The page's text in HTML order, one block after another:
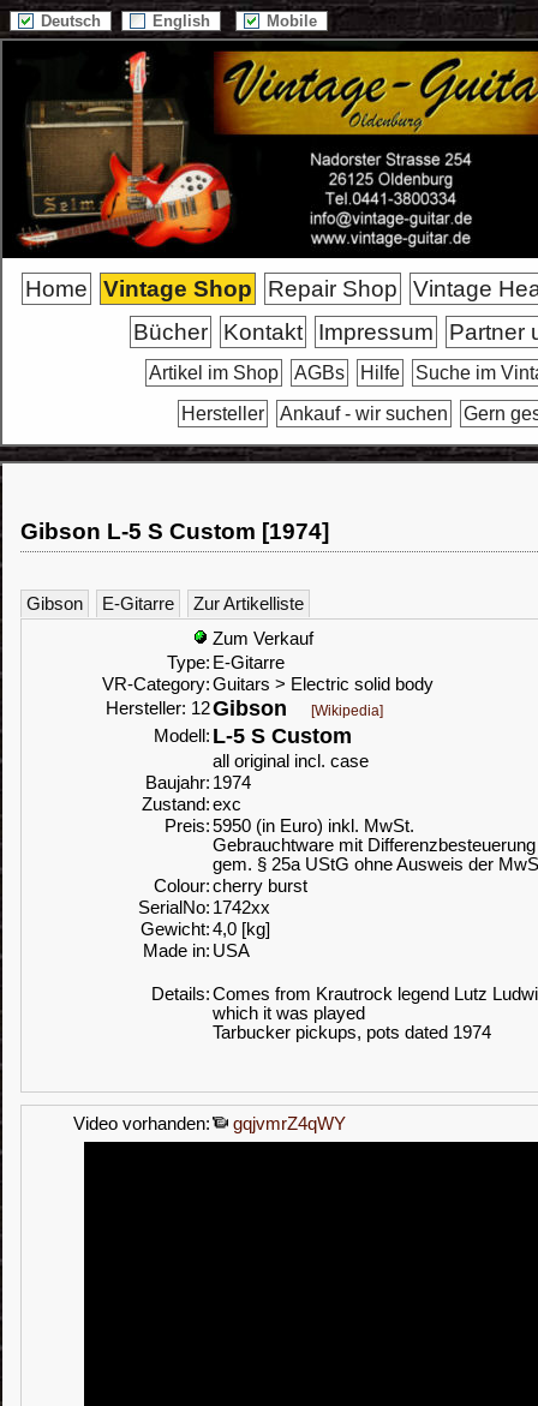
Deutsch English Mobile
Home Vintage Shop Repair Shop
Vintage
Bücher
Kontakt Impressum Partner
Artikel im Shop AGBs Hilfe
Suche im
Hersteller
Ankauf - wir suchen Gern
Gibson L-5 S Custom [1974]
Gibson E-Gitarre
Zur Artikelliste
Zum Verkauf
Type: E-Gitarre
VR-Category:Guitars > Electric solid body
Hersteller: 12Gibson [Wikipedia]
Modell: L-5 S Custom
all original incl. case
Baujahr: 1974
Zustand:exc
Preis:5950 (in Euro) inkl. MwSt.
Gebrauchtware mit Differenzbesteuerung
gem. § 25a UStG ohne Ausweis der
Colour:cherry burst
SerialNo: 1742xx
Gewicht:4,0 [kg]
Made in: USA
Details:Comes from Krautrock legend Lutz
which it was played
Tarbucker pickups, pots dated 1974
Video vorhanden: gqjvmrZ4qWY